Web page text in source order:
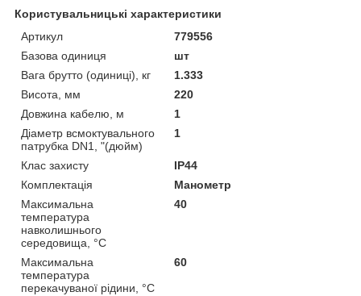
Користувальницькі характеристики
Артикул
779556
Базова одиниця
шт
Вага брутто (одиниці), кг
1.333
Висота, мм
220
Довжина кабелю, м
1
Діаметр всмоктувального
патрубка DN1, "(дюйм)
1
Клас захисту
IP44
Комплектація
Манометр
Максимальна
температура
навколишнього
середовища, °C
40
Максимальна
температура
перекачуваної рідини, °C
60